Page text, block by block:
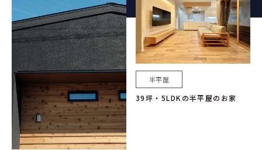
半平屋
39坪・5LDKの半平屋のお家